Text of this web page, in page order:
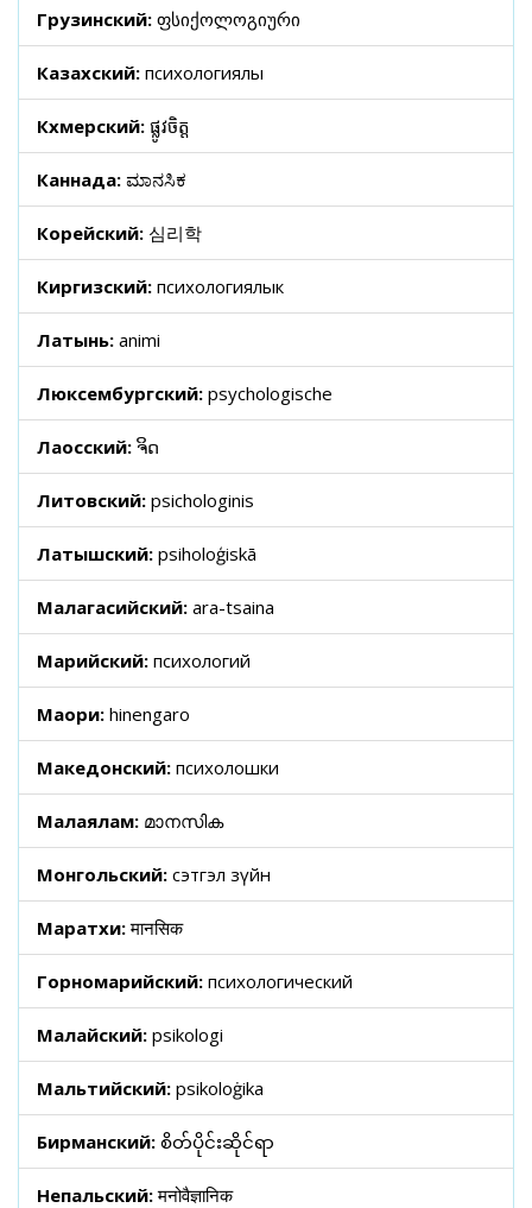
Грузинский: ფსიქოლოგიური
Казахский: психологиялық
Кхмерский: ផ្លូវចិត្ត
Каннада: ಮಾನಸಿಕ
Корейский: 심리학
Киргизский: психологиялык
Латынь: animi
Люксембургский: psychologische
Лаосский: ຈິດ
Литовский: psichologinis
Латышский: psiholoģiskā
Малагасийский: ara-tsaina
Марийский: психологий
Маори: hinengaro
Македонский: психолошки
Малаялам: മാനസിക
Монгольский: сэтгэл зүйн
Маратхи:मानसिक
Горномарийский: психологический
Малайский: psikologi
Мальтийский: psikoloġika
Бирманский: စိတ်ပိုင်းဆိုင်ရာ
Непальский:मनोवैज्ञानिक